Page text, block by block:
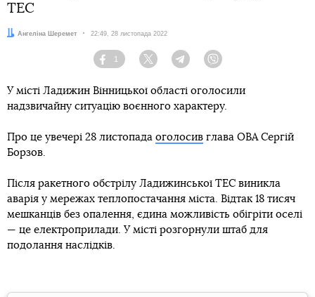
ТЕС
Автор:
Ангеліна Шеремет Дата:
22:49, 28 листопада 2022
Facebook
1
Twitter TelegramViber
У місті Ладижин Вінницької області оголосили
надзвичайну ситуацію воєнного характеру.
Про це увечері 28 листопада оголосив глава ОВА Сергій
Борзов.
Після ракетного обстрілу Ладижинської ТЕС виникла
аварія у мережах теплопостачання міста. Відтак 18 тисяч
мешканців без опалення, єдина можливість обігріти оселі
— це електроприлади. У місті розгорнули штаб для
подолання наслідків.